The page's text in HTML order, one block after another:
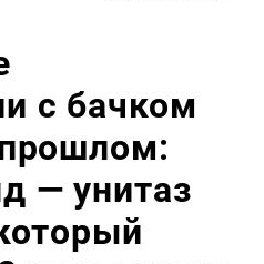
с бачком
— унитаз